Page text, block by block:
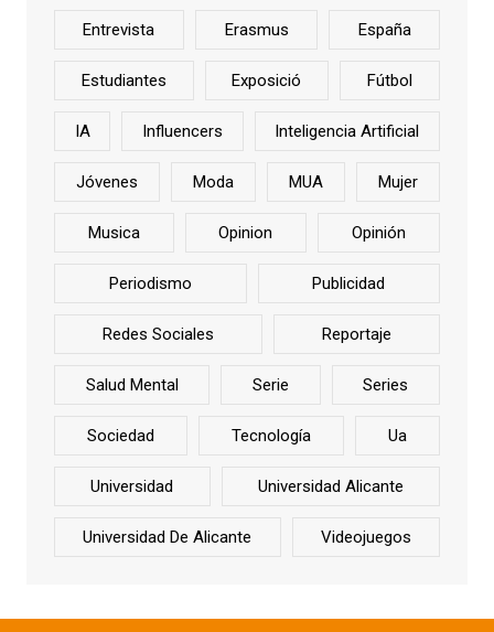
Entrevista Erasmus España
Estudiantes Exposició Fútbol
IA Influencers Inteligencia Artificial
Jóvenes Moda MUA Mujer
Musica Opinion Opinión
Periodismo Publicidad
Redes Sociales Reportaje
Salud Mental Serie Series
Sociedad Tecnología Ua
Universidad Universidad Alicante
Universidad De Alicante Videojuegos